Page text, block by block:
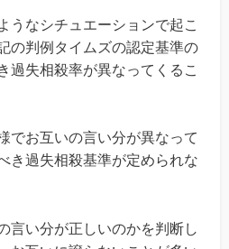
うなシチュエーションで起こ
の判例タイムズの認定基準の
過失相殺率が異なってくるこ
でお互いの言い分が異なって
き過失相殺基準が定められな
言い分が正しいのかを判断し